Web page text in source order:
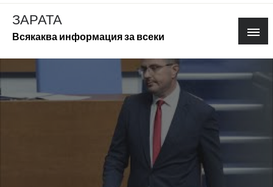
Skip
content
ЗАРАТА
Всякаква информация за всеки